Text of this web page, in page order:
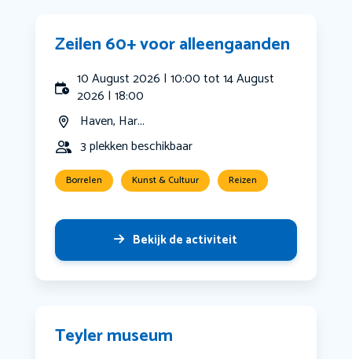
Zeilen 60+ voor alleengaanden
10 August 2026 | 10:00 tot 14 August
2026 | 18:00
Haven, Har...
3 plekken beschikbaar
Borrelen Kunst & Cultuur Reizen
Bekijk de activiteit
Teyler museum